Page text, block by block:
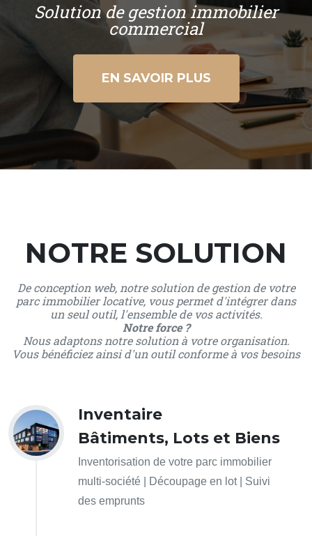
Solution de gestion immobilier
commercial
EN SAVOIR PLUS
NOTRE SOLUTION
De conception web, notre solution de gestion de votre
parc immobilier locative, vous permet d'intégrer dans
un seul outil, l'ensemble de vos activités.
Notre force ?
Nous adaptons notre solution à votre organisation.
Vous bénéficiez ainsi d'un outil conforme à vos besoins
Inventaire
Bâtiments, Lots et Biens
Inventorisation de votre parc immobilier
multi-société | Découpage en lot | Suivi
des emprunts